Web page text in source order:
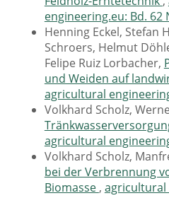
engineering.eu: Bd. 62
Henning Eckel, Stefan
Schroers, Helmut
Felipe Ruiz Lorbacher,
und Weiden auf
agricultural
Volkhard Scholz,
agricultural
Volkhard Scholz,
bei der Verbrennung
Biomasse , agricultural